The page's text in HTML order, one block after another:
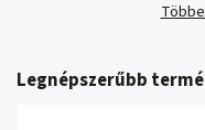
Legnépszerűbb